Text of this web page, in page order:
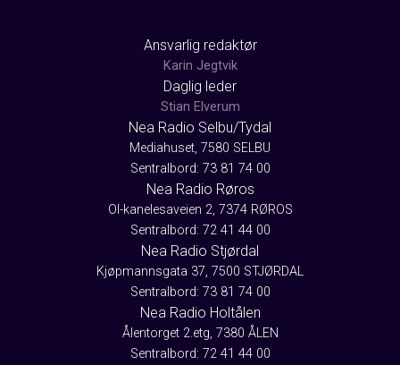
Ansvarlig redaktør
Karin Jegtvik
Daglig leder
Stian Elverum
Nea Radio Selbu/Tydal
Mediahuset, 7580 SELBU
Sentralbord: 73 81 74 00
Nea Radio Røros
Ol-kanelesaveien 2, 7374 RØROS
Sentralbord: 72 41 44 00
Nea Radio Stjørdal
Kjøpmannsgata 37, 7500 STJØRDAL
Sentralbord: 73 81 74 00
Nea Radio Holtålen
Ålentorget 2.etg, 7380 ÅLEN
Sentralbord: 72 41 44 00